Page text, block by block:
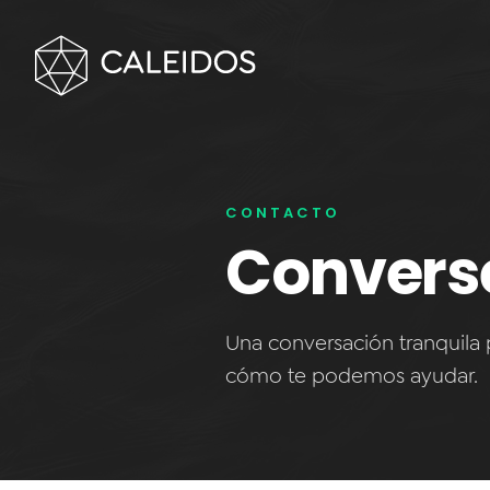
CONTACTO
Una conversación
cómo te podemos ayudar.